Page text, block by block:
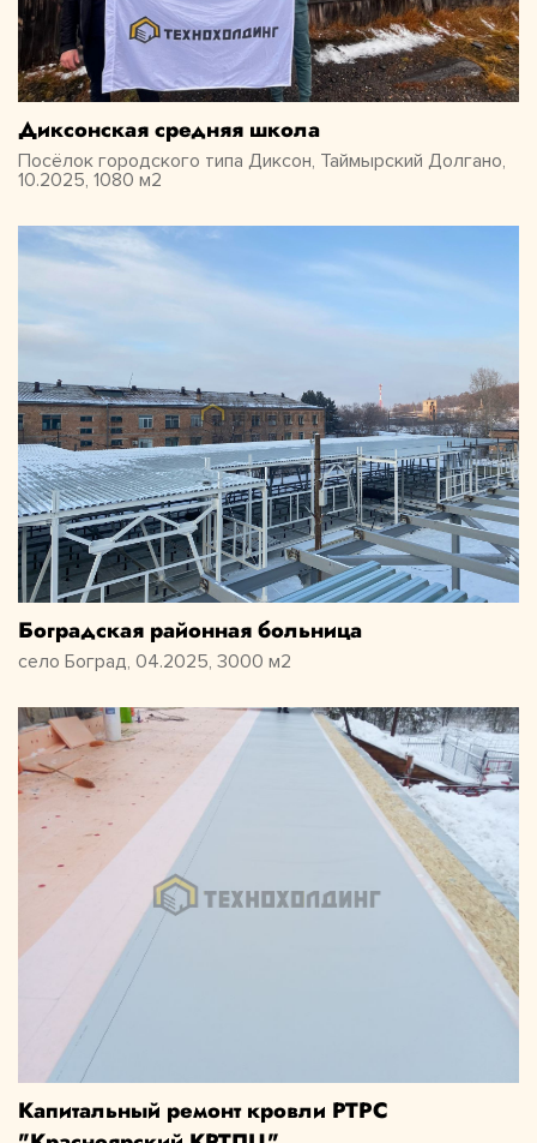
Диксонская средняя школа
Посёлок городского типа Диксон, Таймырский Долгано,
10.2025, 1080 м2
Боградская районная больница
село Боград, 04.2025, 3000 м2
Капитальный ремонт кровли РТРС